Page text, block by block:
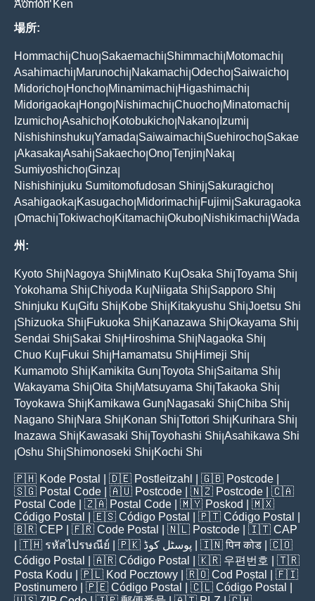
Aomori Ken
場所:
Hommachi Chuo Sakaemachi Shimmachi Motomachi
Asahimachi Marunochi Nakamachi Odecho Saiwaicho
Midoricho Honcho Minamimachi Higashimachi
Midorigaoka Hongo Nishimachi Chuocho Minatomachi
Izumicho Asahicho Kotobukicho Nakano Izumi
Nishishinshuku Yamada Saiwaimachi Suehirocho Sakae
Akasaka Asahi Sakaecho Ono Tenjin Naka
Sumiyoshicho Ginza
Nishishinjuku Sumitomofudosan Shinj Sakuragicho
Asahigaoka Kasugacho Midorimachi Fujimi Sakuragaoka
Omachi Tokiwacho Kitamachi Okubo Nishikimachi Wada
州:
Kyoto Shi Nagoya Shi Minato Ku Osaka Shi Toyama Shi
Yokohama Shi Chiyoda Ku Niigata Shi Sapporo Shi
Shinjuku Ku Gifu Shi Kobe Shi Kitakyushu Shi Joetsu Shi
Shizuoka Shi Fukuoka Shi Kanazawa Shi Okayama Shi
Sendai Shi Sakai Shi Hiroshima Shi Nagaoka Shi
Chuo Ku Fukui Shi Hamamatsu Shi Himeji Shi
Kumamoto Shi Kamikita Gun Toyota Shi Saitama Shi
Wakayama Shi Oita Shi Matsuyama Shi Takaoka Shi
Toyokawa Shi Kamikawa Gun Nagasaki Shi Chiba Shi
Nagano Shi Nara Shi Konan Shi Tottori Shi Kurihara Shi
Inazawa Shi Kawasaki Shi Toyohashi Shi Asahikawa Shi
Oshu Shi Shimonoseki Shi Kochi Shi
🇵🇭 Kode Postal | 🇩🇪 Postleitzahl | 🇬🇧 Postcode
🇸🇬 Postal Code | 🇦🇺 Postcode | 🇳🇿 Postcode | 🇨🇦
Postal Code | 🇿🇦 Postal Code | 🇲🇾 Poskod
| 🇲🇽
Código Postal
| 🇪🇸 Código Postal | 🇵🇹 Código Postal
🇧🇷 CEP | 🇫🇷 Code Postal | 🇳🇱 Postcode | 🇮🇹 CAP
| 🇹🇭 รหัสไปรษณีย์ | 🇵🇰 پوسٹل کوڈ | 🇮🇳पिन कोड | 🇨🇴
Código Postal
| 🇦🇷 Código Postal | 🇰🇷 우편번호
| 🇹🇷
Posta Kodu | 🇵🇱 Kod Pocztowy | 🇷🇴 Cod Poștal
| 🇫🇮
Postinumero | 🇵🇪 Código Postal | 🇨🇱 Código Postal